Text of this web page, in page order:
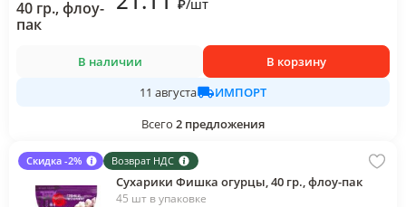
₽/шт
В наличии
В корзину
11 августа
ИМПОРТ
Всего 2 предложения
Скидка -2% Возврат НДС
Сухарики Фишка огурцы, 40 гр., флоу-пак
45 шт в упаковке